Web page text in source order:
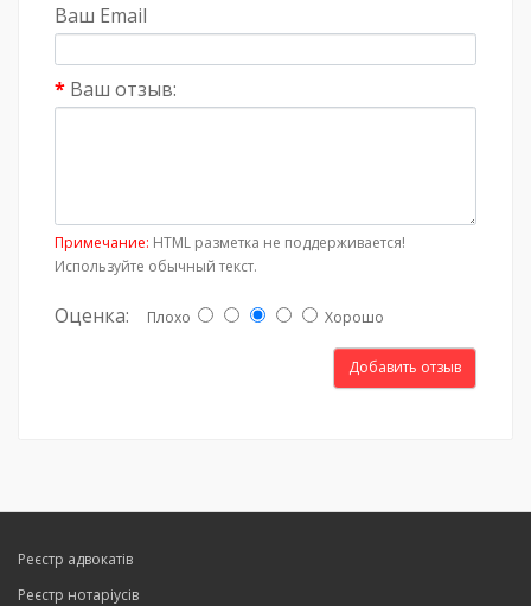
Ваш Email
Ваш отзыв:
Примечание: HTML разметка не поддерживается!
Используйте обычный текст.
Оценка: Плохо Хорошо
Добавить отзыв
Реєстр адвокатів
Реєстр нотаріусів